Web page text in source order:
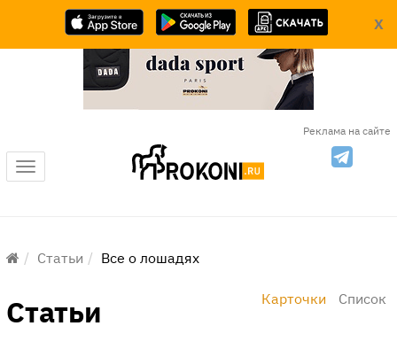
X
Реклама на сайте
Меню
Статьи Все о лошадях
Статьи Карточки Список